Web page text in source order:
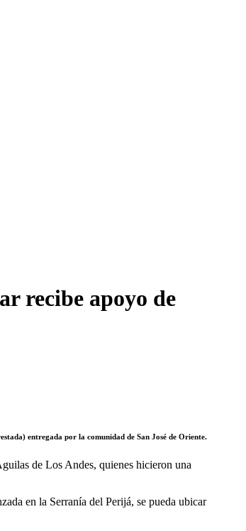
recibe apoyo de
entregada por la comunidad de San José de Oriente.
de Los Andes, quienes hicieron una
en la Serranía del Perijá, se pueda ubicar